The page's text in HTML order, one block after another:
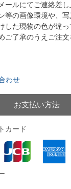
ールにてご連絡差
等の画像環境や、
した現物の色が違
ご了承のうえご注文
わせ
お支払い方法
カード